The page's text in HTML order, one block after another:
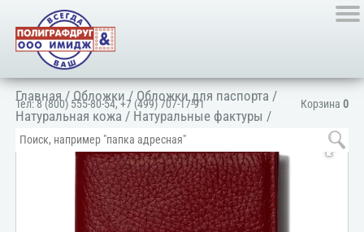
Корзина 0
Тел:8 (800) 555-80-54,+7 (499) 707-17-91
Главная/Обложки/Обложки для паспорта /
Натуральная кожа / Натуральные фактуры /